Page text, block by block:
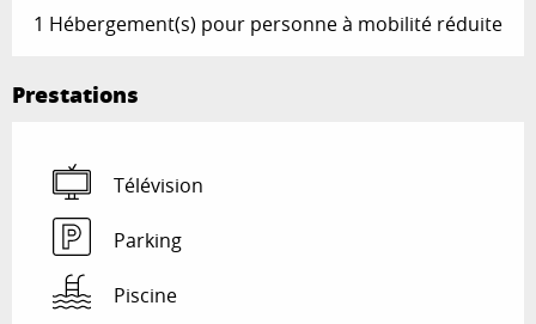
1 Hébergement(s) pour personne à mobilité réduite
Prestations
Télévision
Parking
Piscine